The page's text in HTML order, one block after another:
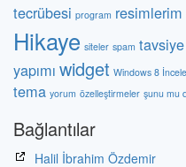
tecrübesi program resimlerim
Hikaye siteler spam tavsiye
yapımı widget Windows 8
tema yorum özelleştirmeler şunu mu
Bağlantılar
Halil İbrahim Özdemir